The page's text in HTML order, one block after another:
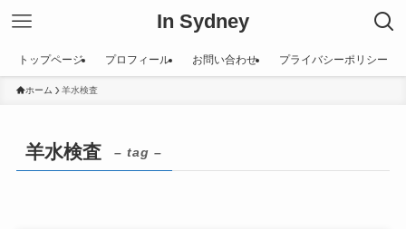
In Sydney
トップページ プロフィール お問い合わせ プライバシーポリシー
ホーム 羊水検査
羊水検査 – tag –